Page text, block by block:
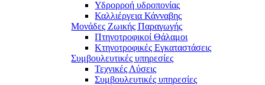
Υδρορροή υδροπονίας
Καλλιέργεια Κάνναβης
Μονάδες Ζωικής Παραγωγής
Πτηνοτροφικοί Θάλαμοι
Κτηνοτροφικές Εγκαταστάσεις
Συμβουλευτικές υπηρεσίες
Τεχνικές Λύσεις
Συμβουλευτικές υπηρεσίες